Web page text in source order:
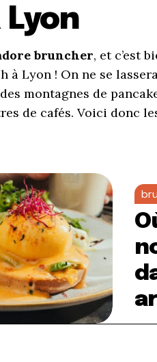
bruncher, et c’est
à Lyon ! On ne se
montagnes de
de cafés. Voici donc